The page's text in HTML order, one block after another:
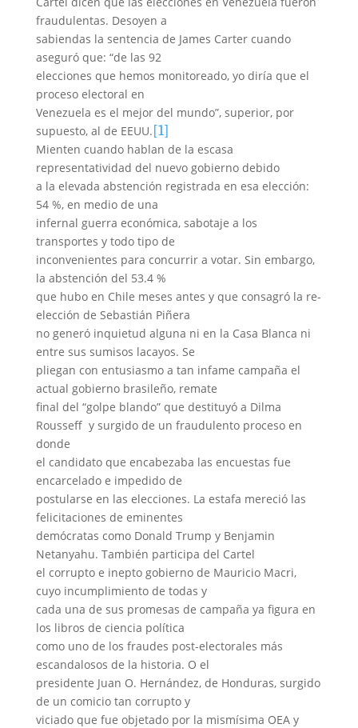
fraudulentas. Desoyen a
sabiendas la sentencia de James Carter cuando
aseguró que: “de las 92
elecciones que hemos monitoreado, yo diría que el
proceso electoral en
Venezuela es el mejor del mundo”, superior, por
supuesto, al de EEUU.[1]
Mienten cuando hablan de la escasa
representatividad del nuevo gobierno debido
a la elevada abstención registrada en esa elección:
54 %, en medio de una
infernal guerra económica, sabotaje a los
transportes y todo tipo de
inconvenientes para concurrir a votar. Sin embargo,
la abstención del 53.4 %
que hubo en Chile meses antes y que consagró la re-
elección de Sebastián Piñera
no generó inquietud alguna ni en la Casa Blanca ni
entre sus sumisos lacayos. Se
pliegan con entusiasmo a tan infame campaña el
actual gobierno brasileño, remate
final del “golpe blando” que destituyó a Dilma
Rousseff y surgido de un fraudulento proceso en
donde
el candidato que encabezaba las encuestas fue
encarcelado e impedido de
postularse en las elecciones. La estafa mereció las
felicitaciones de eminentes
demócratas como Donald Trump y Benjamin
Netanyahu. También participa del Cartel
el corrupto e inepto gobierno de Mauricio Macri,
cuyo incumplimiento de todas y
cada una de sus promesas de campaña ya figura en
los libros de ciencia política
como uno de los fraudes post-electorales más
escandalosos de la historia. O el
presidente Juan O. Hernández, de Honduras, surgido
de un comicio tan corrupto y
viciado que fue objetado por la mismísima OEA y